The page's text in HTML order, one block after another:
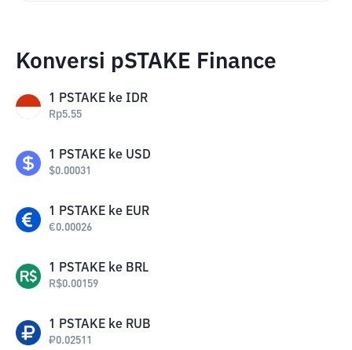
Konversi pSTAKE Finance
1 PSTAKE ke IDR
Rp5.55
1 PSTAKE ke USD
$0.00031
1 PSTAKE ke EUR
€0.00026
1 PSTAKE ke BRL
R$0.00159
1 PSTAKE ke RUB
₽0.02511